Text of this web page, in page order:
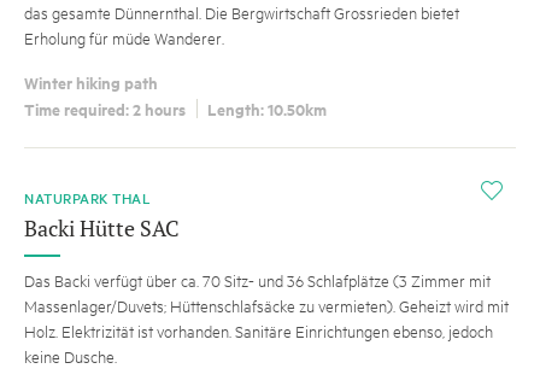
das gesamte Dünnernthal. Die Bergwirtschaft Grossrieden bietet
Erholung für müde Wanderer.
Winter hiking path
Time required: 2 hours
Length: 10.50km
i
NATURPARK THAL
Backi Hütte SAC
Das Backi verfügt über ca. 70 Sitz- und 36 Schlafplätze (3 Zimmer mit
Massenlager/Duvets; Hüttenschlafsäcke zu vermieten). Geheizt wird mit
Holz. Elektrizität ist vorhanden. Sanitäre Einrichtungen ebenso, jedoch
keine Dusche.